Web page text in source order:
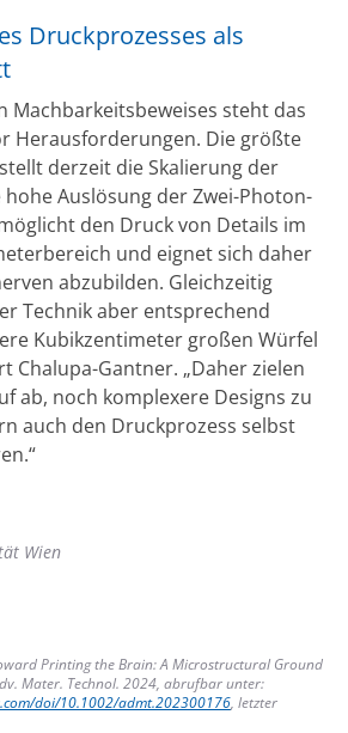
Druckprozesses als
Machbarkeitsbeweises steht das
Herausforderungen. Die größte
derzeit die Skalierung der
Auslösung der Zwei-Photon-
den Druck von Details im
und eignet sich daher
abzubilden. Gleichzeitig
Technik aber entsprechend
Kubikzentimeter großen Würfel
Chalupa-Gantner. „Daher zielen
ab, noch komplexere Designs zu
auch den Druckprozess selbst
Wien
Printing the Brain: A Microstructural Ground
Mater. Technol. 2024, abrufbar unter:
doi/10.1002/admt.202300176, letzter